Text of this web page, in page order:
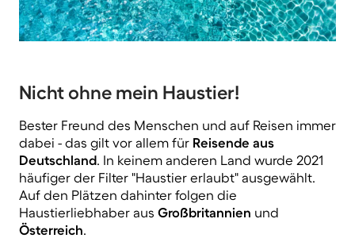
Nicht ohne mein Haustier!
Bester Freund des Menschen und auf Reisen immer
dabei - das gilt vor allem für Reisende aus
Deutschland . In keinem anderen Land wurde 2021
häufiger der Filter "Haustier erlaubt" ausgewählt.
Auf den Plätzen dahinter folgen die
Haustierliebhaber aus Großbritannien und
Österreich